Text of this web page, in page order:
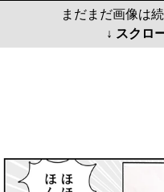
まだまだ画像は
↓ スクロ